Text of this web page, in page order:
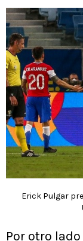
Erick Pulgar
Por otro